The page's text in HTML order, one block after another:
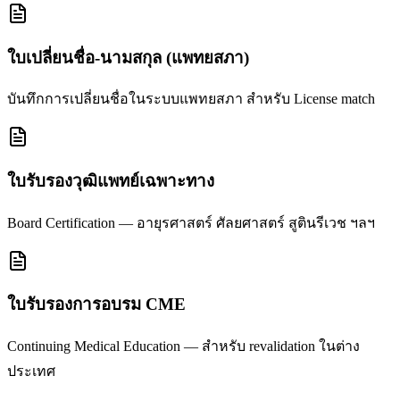
ใบเปลี่ยนชื่อ-นามสกุล (แพทยสภา)
บันทึกการเปลี่ยนชื่อในระบบแพทยสภา สำหรับ License match
ใบรับรองวุฒิแพทย์เฉพาะทาง
Board Certification — อายุรศาสตร์ ศัลยศาสตร์ สูตินรีเวช ฯลฯ
ใบรับรองการอบรม CME
Continuing Medical Education — สำหรับ revalidation ในต่าง
ประเทศ